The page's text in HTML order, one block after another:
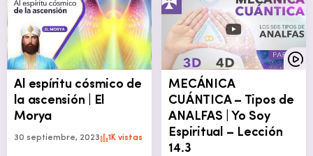
Al espíritu cósmico de
la ascensión | El
Morya
30 septiembre, 2023 1K vistas
MECÁNICA
CUÁNTICA – Tipos de
ANALFAS | Yo Soy
Espiritual – Lección
14.3